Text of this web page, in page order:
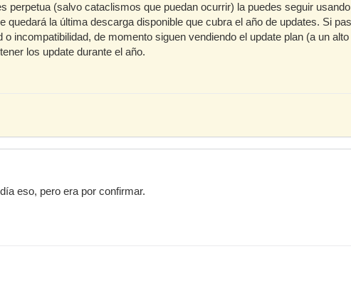
perpetua (salvo cataclismos que puedan ocurrir) la puedes seguir
quedará la última descarga disponible que cubra el año de updates. Si
incompatibilidad, de momento siguen vendiendo el update plan (a un
los update durante el año.
eso, pero era por confirmar.